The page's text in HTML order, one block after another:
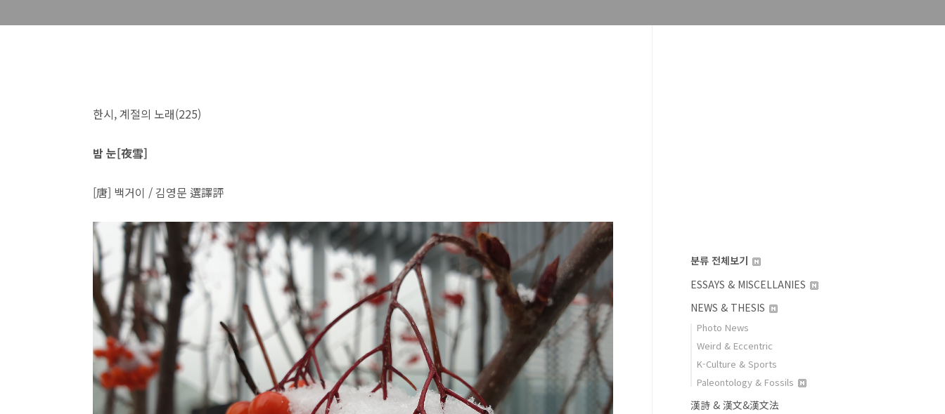
한시, 계절의 노래(225)
밤 눈[夜雪]
[唐] 백거이 / 김영문 選譯評
분류 전체보기
ESSAYS & MISCELLANIES
NEWS & THESIS
Photo News
Weird & Eccentric
K-Culture & Sports
Paleontology & Fossils
漢詩 & 漢文&漢文法